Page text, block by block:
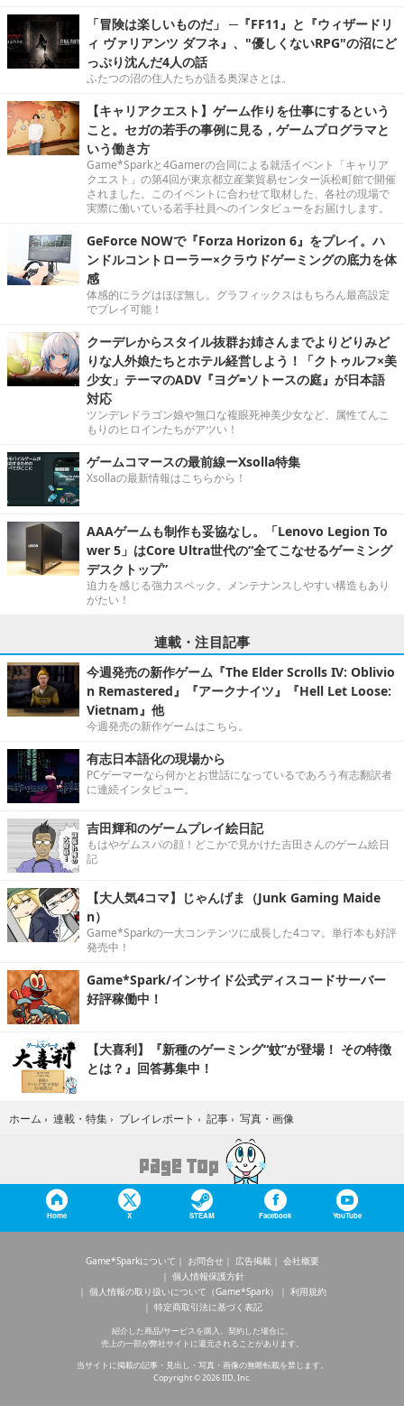
「冒険は楽しいものだ」 ─『FF11』と『ウィザードリ
ィ ヴァリアンツ ダフネ』、"優しくないRPG"の沼にど
っぷり沈んだ4人の話
ふたつの沼の住人たちが語る奥深さとは。
【キャリアクエスト】ゲーム作りを仕事にするという
こと。セガの若手の事例に見る，ゲームプログラマと
いう働き方
Game*Sparkと4Gamerの合同による就活イベント「キャリア
クエスト」の第4回が東京都立産業貿易センター浜松町館で開催
されました。このイベントに合わせて取材した、各社の現場で
実際に働いている若手社員へのインタビューをお届けします。
GeForce NOWで『Forza Horizon 6』をプレイ。ハ
ンドルコントローラー×クラウドゲーミングの底力を体
感
体感的にラグはほぼ無し。グラフィックスはもちろん最高設定
でプレイ可能！
クーデレからスタイル抜群お姉さんまでよりどりみど
りな人外娘たちとホテル経営しよう！「クトゥルフ×美
少女」テーマのADV『ヨグ=ソトースの庭』が日本語
対応
ツンデレドラゴン娘や無口な複眼死神美少女など、属性てんこ
もりのヒロインたちがアツい！
ゲームコマースの最前線ーXsolla特集
Xsollaの最新情報はこちらから！
AAAゲームも制作も妥協なし。「Lenovo Legion To
wer 5」はCore Ultra世代の“全てこなせるゲーミング
デスクトップ”
迫力を感じる強力スペック。メンテナンスしやすい構造もあり
がたい！
連載・注目記事
今週発売の新作ゲーム『The Elder Scrolls IV: Oblivio
n Remastered』『アークナイツ』『Hell Let Loose:
Vietnam』他
今週発売の新作ゲームはこちら。
有志日本語化の現場から
PCゲーマーなら何かとお世話になっているであろう有志翻訳者
に連続インタビュー。
吉田輝和のゲームプレイ絵日記
もはやゲムスパの顔！どこかで見かけた吉田さんのゲーム絵日
記
【大人気4コマ】じゃんげま（Junk Gaming Maide
n）
Game*Sparkの一大コンテンツに成長した4コマ。単行本も好評
発売中！
Game*Spark/インサイド公式ディスコードサーバー
好評稼働中！
【大喜利】『新種のゲーミング“蚊”が登場！ その特徴
とは？』回答募集中！
ホーム › 連載・特集 › プレイレポート › 記事 › 写真・画像
Home X STEAM Facebook YouTube
Game*Sparkについて お問合せ 広告掲載
会社概要
個人情報保護方針
個人情報の取り扱いについて（Game*Spark）
利用規約
特定商取引法に基づく表記
紹介した商品/サービスを購入、契約した場合に、
売上の一部が弊社サイトに還元されることがあります。
当サイトに掲載の記事・見出し・写真・画像の無断転載を禁じます。
Copyright © 2026 IID, Inc.